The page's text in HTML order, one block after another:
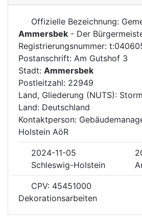
Offizielle Bezeichnung:
Ammersbek - Der
Registrierungsnummer:
Postanschrift: Am Gutshof 3
Stadt: Ammersbek
Postleitzahl: 22949
Land, Gliederung (NUTS):
Land: Deutschland
Kontaktperson:
Holstein AöR
2024-11-05
Schleswig-Holstein
CPV: 45451000
Dekorationsarbeiten